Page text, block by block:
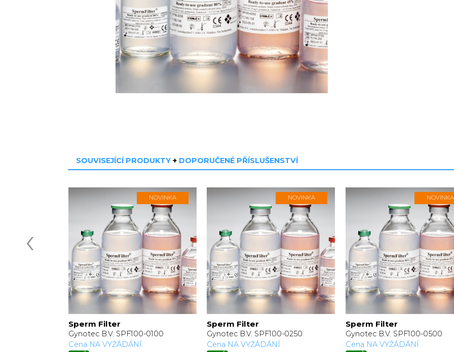
SOUVISEJÍCÍ PRODUKTY+ DOPORUČENÉ PŘÍSLUŠENSTVÍ
Sperm Filter
Gynotec B.V. SPF100-0100
Cena NA VYŽÁDÁNÍ
NOVINKA
Sperm Filter
Gynotec B.V. SPF100-0250
Cena NA VYŽÁDÁNÍ
NOVINKA
Sperm Filter
Gynotec B.V. SPF100-0500
Cena NA VYŽÁDÁNÍ
NOVINKA
‹